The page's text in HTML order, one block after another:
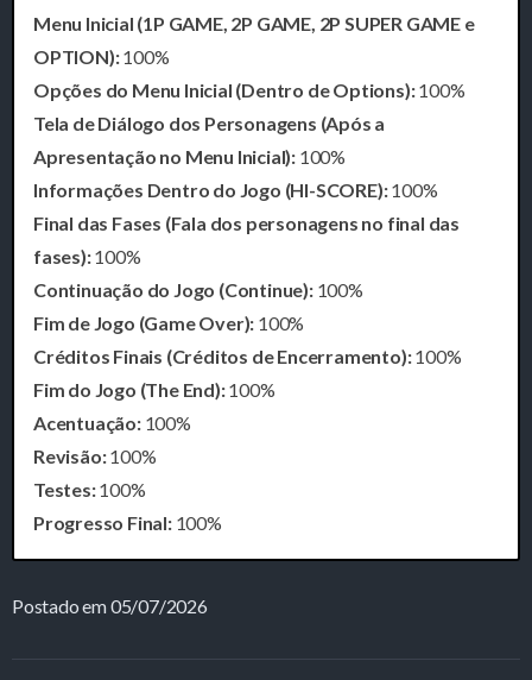
Menu Inicial (1P GAME, 2P GAME, 2P SUPER GAME e
OPTION):100%
Opções do Menu Inicial (Dentro de Options):100%
Tela de Diálogo dos Personagens (Após a
Apresentação no Menu Inicial): 100%
Informações Dentro do Jogo (HI-SCORE):100%
Final das Fases (Fala dos personagens no final das
fases):100%
Continuação do Jogo (Continue):100%
Fim de Jogo (Game Over): 100%
Créditos Finais (Créditos de Encerramento):100%
Fim do Jogo (The End):100%
Acentuação:100%
Revisão:100%
Testes:100%
Progresso Final:100%
Postado em 05/07/2026